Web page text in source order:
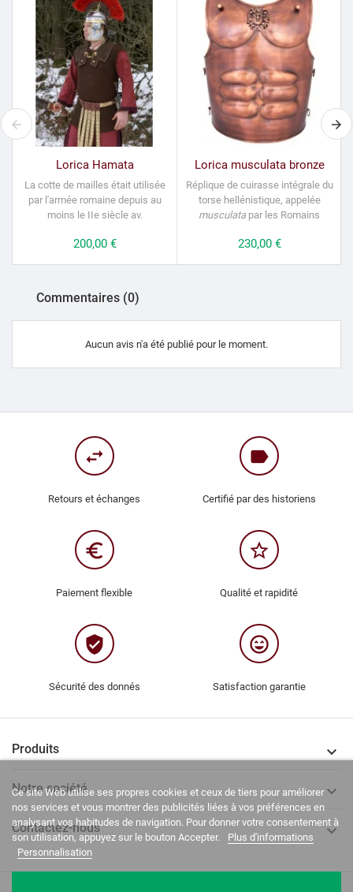
Lorica Hamata
La cotte de mailles était utilisée
par l'armée romaine depuis au
moins le IIe siècle av.
Prix
200,00 €
Lorica musculata bronze
Réplique de cuirasse intégrale du
torse hellénistique, appelée
musculatapar les Romains
Prix
230,00 €
Commentaires (0)
Aucun avis n'a été publié pour le moment.
swap_horiz
Retours et échanges
label
Certifié par des historiens
euro_symbol
Paiement flexible
star_border
Qualité et rapidité
verified_user
Sécurité des donnés
sentiment_very_satisfied
Satisfaction garantie
Produits 
Notre société 
Contactez-nous 
Ce site Web utilise ses propres cookies et ceux de tiers pour améliorer
nos services et vous montrer des publicités liées à vos préférences en
analysant vos habitudes de navigation. Pour donner votre consentement à
son utilisation, appuyez sur le bouton Accepter.
Plus d'informations
Personnalisation